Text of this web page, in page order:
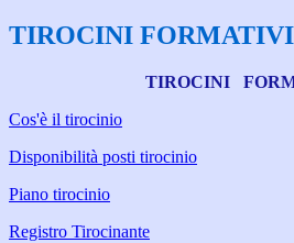
TIROCINI FORMATIVI
TIROCINI
Cos'è il tirocinio
Disponibilità posti tirocinio
Piano tirocinio
Registro Tirocinante